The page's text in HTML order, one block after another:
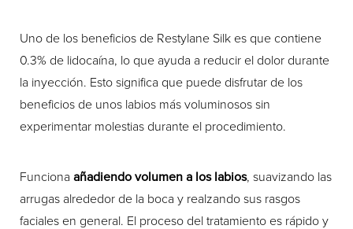
Uno de los beneficios de Restylane Silk es que contiene
0.3% de lidocaína, lo que ayuda a reducir el dolor durante
la inyección. Esto significa que puede disfrutar de los
beneficios de unos labios más voluminosos sin
experimentar molestias durante el procedimiento.
Funciona añadiendo volumen a los labios, suavizando las
arrugas alrededor de la boca y realzando sus rasgos
faciales en general. El proceso del tratamiento es rápido y